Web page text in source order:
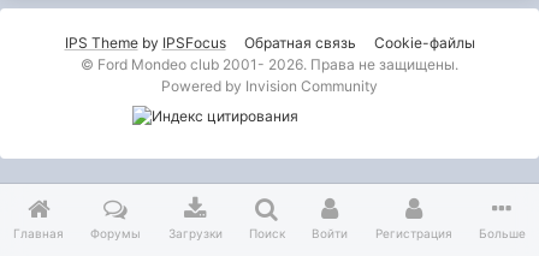
IPS Themeby IPSFocus Обратная связь
Cookie-файлы
© Ford Mondeo club 2001- 2026. Права не защищены.
Powered by Invision Community
Главная Форумы Загрузки Поиск Войти Регистрация Больше